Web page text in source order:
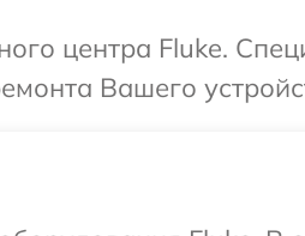
центра Fluke.
Вашего